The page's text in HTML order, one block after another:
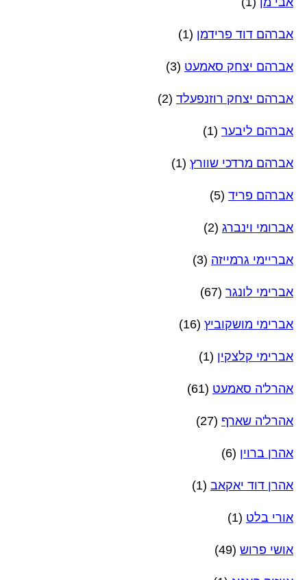
אברהם דוד פרידמן (1)
אברהם יצחק סאמעט (3)
אברהם יצחק רוזנפעלד (2)
אברהם ליבער (1)
אברהם מרדכי שוורץ (1)
אברהם פריד (5)
אברומי וינברג (2)
אבריימי גרמייזה (3)
אברימי לונגר (67)
אברימי מושקוביץ (16)
אברימי קלצקין (1)
אהרל'ה סאמעט (61)
אהרל'ה שארף (27)
אהרן ברוין (6)
אהרן דוד יאקאב (1)
אורי בלט (1)
אושי פרוש (49)